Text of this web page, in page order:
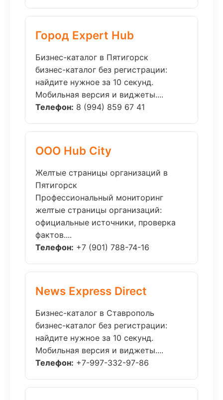
Город Expert Hub
Бизнес-каталог в Пятигорск
бизнес-каталог без регистрации:
найдите нужное за 10 секунд.
Мобильная версия и виджеты....
Телефон: 8 (994) 859 67 41
ООО Hub City
Желтые страницы организаций в
Пятигорск
Профессиональный мониторинг
желтые страницы организаций:
официальные источники, проверка
фактов....
Телефон: +7 (901) 788-74-16
News Express Direct
Бизнес-каталог в Ставрополь
бизнес-каталог без регистрации:
найдите нужное за 10 секунд.
Мобильная версия и виджеты....
Телефон: +7-997-332-97-86